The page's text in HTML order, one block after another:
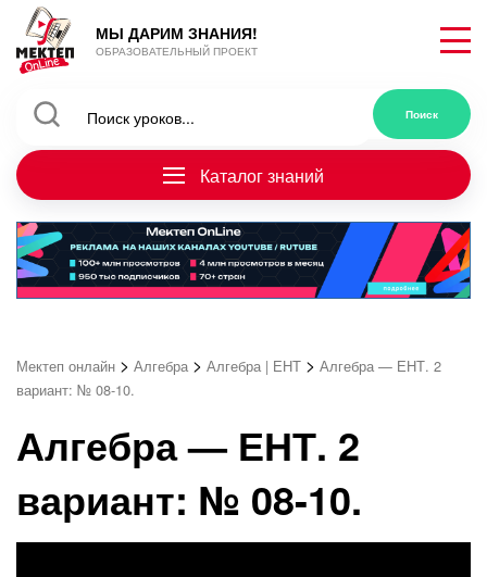
МЫ ДАРИМ ЗНАНИЯ!
ОБРАЗОВАТЕЛЬНЫЙ ПРОЕКТ
Каталог знаний
Мектеп онлайн > Алгебра > Алгебра | ЕНТ > Алгебра — ЕНТ. 2
вариант: № 08-10.
Алгебра — ЕНТ. 2
вариант: № 08-10.